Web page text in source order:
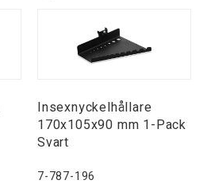
Insexnyckelhållare
170x105x90 mm 1-Pack
Svart
7-787-196